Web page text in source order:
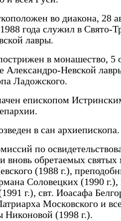
во диакона, 28
года служил в Свято-
лавры.
в монашество, 5
Александро-Невской
Ладожского.
епископом
в сан архиепископа.
по
вновь обретаемых
(1988 г.),
Соловецких (1990 г.),
г.), свт. Иоасафа
Московского и
(1998 г.).